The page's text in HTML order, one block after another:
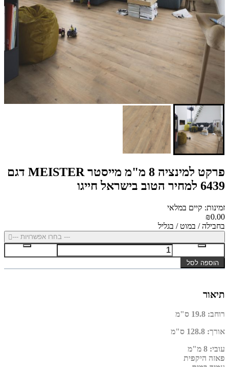
פרקט למינציה 8 מ"מ מייסטר MEISTER דגם
6439 למחיר הטוב בישראל חייגו
זמינות: קיים במלאי
₪0.00
בחבילה / במוט / בגליל
--- בחרו אפשרויות ---
הוספה לסל
תיאור
רוחב: 19.8 ס"מ
אורך: 128.8 ס"מ
עובי: 8 מ"מ
פאזה היקפית